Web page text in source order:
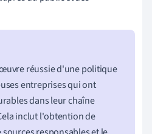
réussie d'une politique
entreprises qui ont
dans leur chaîne
inclut l'obtention de